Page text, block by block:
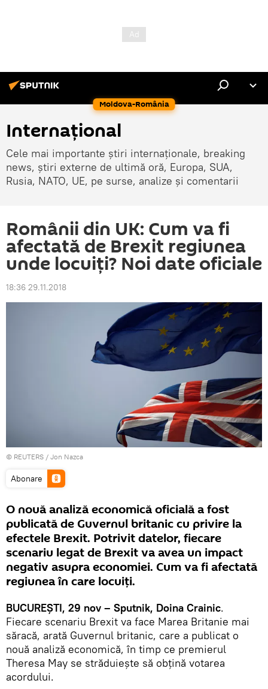
Moldova-România
Internaţional
Cele mai importante știri internaționale, breaking
news, știri externe de ultimă oră, Europa, SUA,
Rusia, NATO, UE, pe surse, analize și comentarii
Românii din UK: Cum va fi
afectată de Brexit regiunea
unde locuiţi? Noi date oficiale
18:36 29.11.2018
© REUTERS / Jon Nazca
Abonare
O nouă analiză economică oficială a fost
publicată de Guvernul britanic cu privire la
efectele Brexit. Potrivit datelor, fiecare
scenariu legat de Brexit va avea un impact
negativ asupra economiei. Cum va fi afectată
regiunea în care locuiţi.
BUCUREŞTI, 29 nov – Sputnik, Doina Crainic.
Fiecare scenariu Brexit va face Marea Britanie mai
săracă, arată Guvernul britanic, care a publicat o
nouă analiză economică, în timp ce premierul
Theresa May se străduieşte să obţină votarea
acordului.